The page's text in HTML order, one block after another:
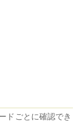
ドごとに確認でき